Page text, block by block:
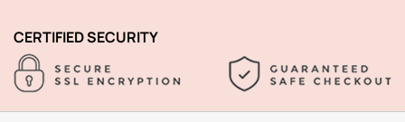
CERTIFIED SECURITY